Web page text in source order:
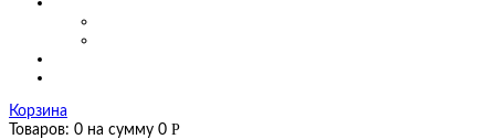
Корзина
Товаров: 0 на сумму 0 Р